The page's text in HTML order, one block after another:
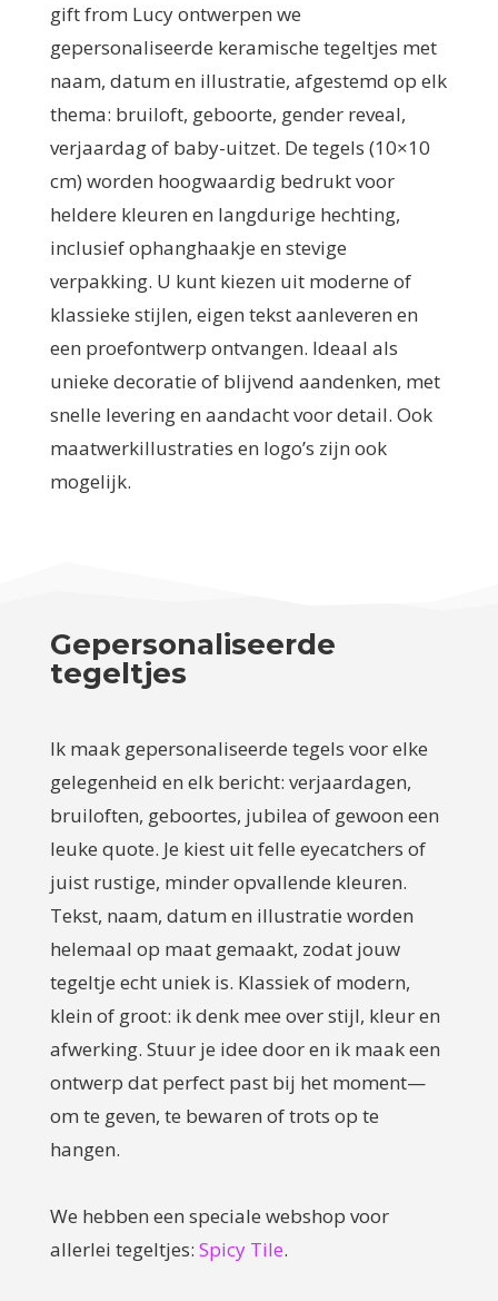
gift from Lucy ontwerpen we
gepersonaliseerde keramische tegeltjes met
naam, datum en illustratie, afgestemd op elk
thema: bruiloft, geboorte, gender reveal,
verjaardag of baby-uitzet. De tegels (10×10
cm) worden hoogwaardig bedrukt voor
heldere kleuren en langdurige hechting,
inclusief ophanghaakje en stevige
verpakking. U kunt kiezen uit moderne of
klassieke stijlen, eigen tekst aanleveren en
een proefontwerp ontvangen. Ideaal als
unieke decoratie of blijvend aandenken, met
snelle levering en aandacht voor detail. Ook
maatwerkillustraties en logo’s zijn ook
mogelijk.
Gepersonaliseerde
tegeltjes
Ik maak gepersonaliseerde tegels voor elke
gelegenheid en elk bericht: verjaardagen,
bruiloften, geboortes, jubilea of gewoon een
leuke quote. Je kiest uit felle eyecatchers of
juist rustige, minder opvallende kleuren.
Tekst, naam, datum en illustratie worden
helemaal op maat gemaakt, zodat jouw
tegeltje echt uniek is. Klassiek of modern,
klein of groot: ik denk mee over stijl, kleur en
afwerking. Stuur je idee door en ik maak een
ontwerp dat perfect past bij het moment—
om te geven, te bewaren of trots op te
hangen.
We hebben een speciale webshop voor
allerlei tegeltjes: Spicy Tile.